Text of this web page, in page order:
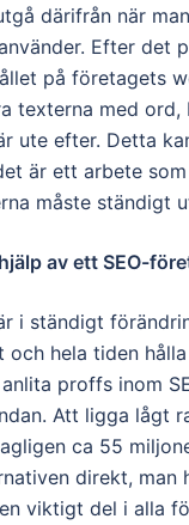
därifrån när
Efter det
på företagets
texterna med ord,
ute efter. Detta
är ett arbete
måste ständigt
av ett SEO-
i ständigt
hela tiden
proffs inom
Att ligga lågt
ca 55
direkt,
viktigt del i alla